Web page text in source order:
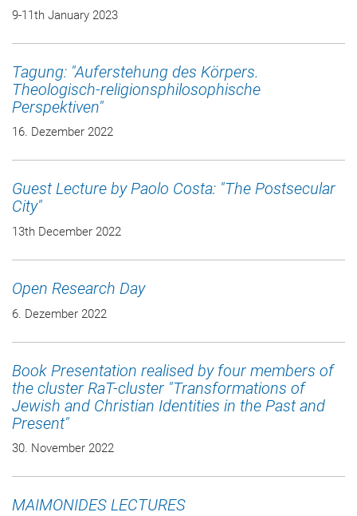
9-11th January 2023
Tagung: "Auferstehung des Körpers.
Theologisch-religionsphilosophische
Perspektiven"
16. Dezember 2022
Guest Lecture by Paolo Costa: "The Postsecular
City"
13th December 2022
Open Research Day
6. Dezember 2022
Book Presentation realised by four members of
the cluster RaT-cluster "Transformations of
Jewish and Christian Identities in the Past and
Present"
30. November 2022
MAIMONIDES LECTURES